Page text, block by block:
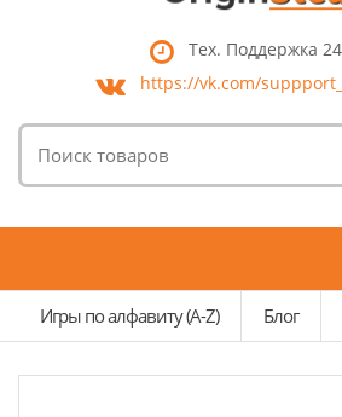
Тех. Поддержка
https://vk.com/
товаров:
Игры по алфавиту (A-Z)
Блог